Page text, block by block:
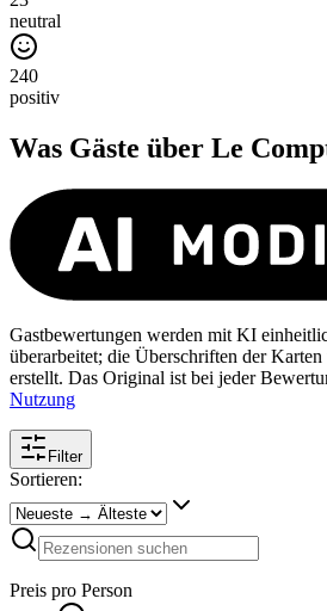
neutral
240
positiv
Was Gäste über Le
Gastbewertungen werden mit KI
überarbeitet; die Überschriften der
erstellt. Das Original ist bei jeder
Nutzung
Filter
Sortieren:
Preis pro Person